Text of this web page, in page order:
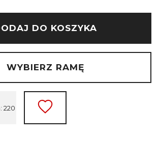
DO KOSZYKA
WYBIERZ RAMĘ
220